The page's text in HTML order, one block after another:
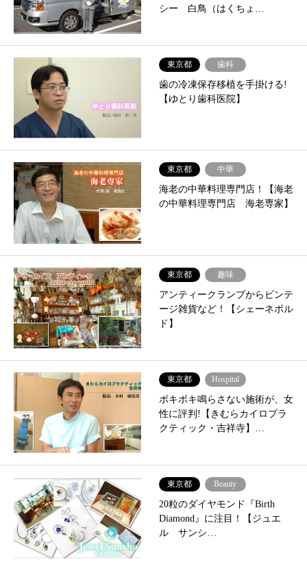
シー 白鳥（はくちょ…
東京都 歯科
歯の冷凍保存移植を手掛ける!
【ゆとり歯科医院】
東京都 中華
海老の中華料理専門店！【海老
の中華料理専門店 海老専家】
東京都 趣味
アンティークランプからビンテ
ージ雑貨など！【シェーネボル
ド】
東京都 Hospital
ボキボキ鳴らさない施術が、女
性に評判!【きむらカイロプラ
クティック・吉祥寺】…
東京都 Beauty
20粒のダイヤモンド『Birth
Diamond』に注目！【ジュエ
ル サンシ…